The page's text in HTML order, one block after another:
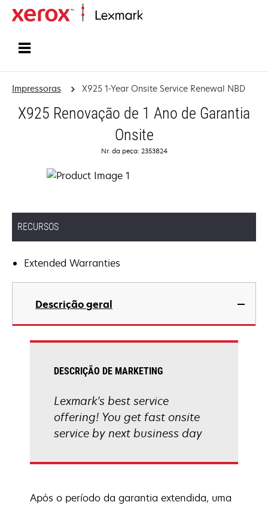
Impressoras X925 1-Year Onsite Service Renewal NBD
X925 Renovação de 1 Ano de Garantia
Onsite
Nr. da peça: 2353824
RECURSOS
Extended Warranties
Descrição geral
DESCRIÇÃO DE MARKETING
Lexmark's best service
offering! You get fast onsite
service by next business day
Após o período da garantia extendida, uma